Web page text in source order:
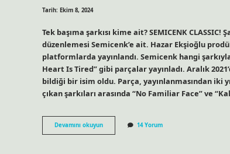
Tarih: Ekim 8, 2024
Tek başıma şarkısı kime ait? SEMICENK
düzenlemesi Semicenk’e ait. Hazar Ekşioğlu
platformlarda yayınlandı. Semicenk hangi
Heart Is Tired” gibi parçalar yayınladı. Aralık
bildiği bir isim oldu. Parça, yayınlanmasından iki
çıkan şarkıları arasında “No Familiar Face” ve
Devamını okuyunSemicenk
Tek
14 Yorum